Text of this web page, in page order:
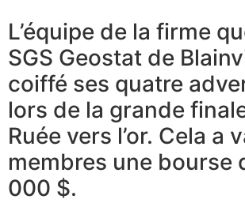
L’équipe de la firme
SGS Geostat de
coiffé ses quatre
lors de la grande
Ruée vers l’or. Cela a
membres une bourse
000 $.